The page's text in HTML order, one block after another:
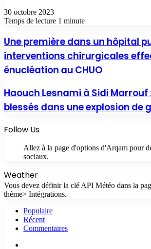
30 octobre 2023
Temps de lecture 1 minute
Une première dans un hôpital
interventions chirurgicales
énucléation au CHUO
Haouch Lesnami à Sidi Marrouf
blessés dans une explosion de
Follow Us
Allez à la page d'options d'Arqam pour
sociaux.
Weather
Vous devez définir la clé API Météo dans la
thème> Intégrations.
Populaire
Récent
Commentaires